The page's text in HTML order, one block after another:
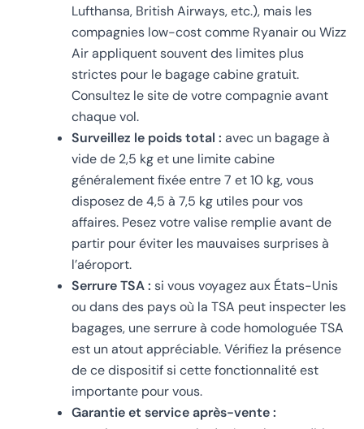
Lufthansa, British Airways, etc.), mais les
compagnies low-cost comme Ryanair ou Wizz
Air appliquent souvent des limites plus
strictes pour le bagage cabine gratuit.
Consultez le site de votre compagnie avant
chaque vol.
Surveillez le poids total : avec un bagage à
vide de 2,5 kg et une limite cabine
généralement fixée entre 7 et 10 kg, vous
disposez de 4,5 à 7,5 kg utiles pour vos
affaires. Pesez votre valise remplie avant de
partir pour éviter les mauvaises surprises à
l’aéroport.
Serrure TSA : si vous voyagez aux États-Unis
ou dans des pays où la TSA peut inspecter les
bagages, une serrure à code homologuée TSA
est un atout appréciable. Vérifiez la présence
de ce dispositif si cette fonctionnalité est
importante pour vous.
Garantie et service après-vente :